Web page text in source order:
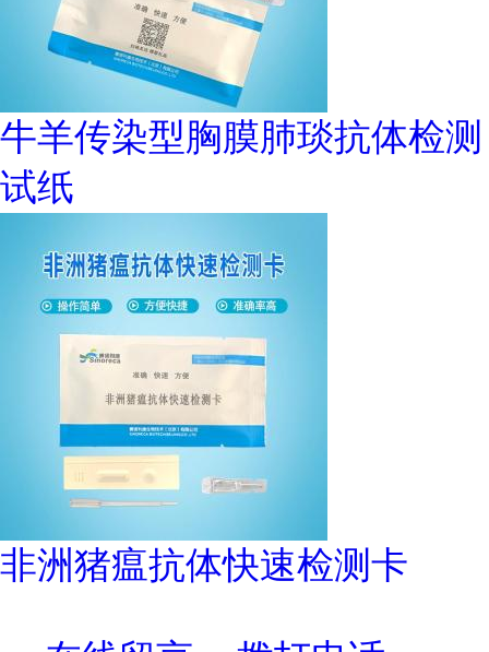
牛羊传染型胸膜肺琰抗体检测
试纸
非洲猪瘟抗体快速检测卡